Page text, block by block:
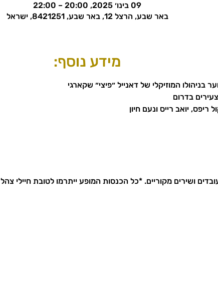
09 בינו׳ 2025, 20:00 – 22:00
באר שבע, הרצל 12, באר שבע, 8421251, ישראל
מידע נוסף:
בניהולו המוזיקלי של דאנייל ״פיצי״ שקארגי
בדרום
ריפס, יואב רייס ונעם חיון
ושירים מקוריים. *כל הכנסות המופע ייתרמו לטובת חיילי צהל